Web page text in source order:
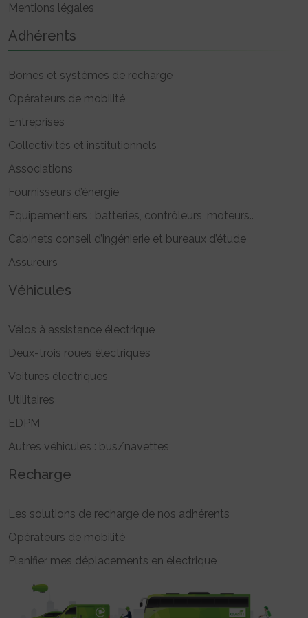
Mentions légales
Adhérents
Bornes et systèmes de recharge
Opérateurs de mobilité
Entreprises
Collectivités et institutionnels
Associations
Fournisseurs d’énergie
Equipementiers : batteries, contrôleurs, moteurs..
Cabinets conseil d’ingénierie et bureaux d’étude
Assureurs
Véhicules
Vélos à assistance électrique
Deux-trois roues électriques
Voitures électriques
Utilitaires
EDPM
Autres véhicules : bus/navettes
Recharge
Les solutions de recharge de nos adhérents
Opérateurs de mobilité
Planifier mes déplacements en électrique